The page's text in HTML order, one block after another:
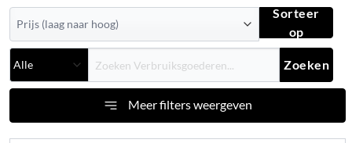
Sorteer
op
Zoeken
Meer filters weergeven